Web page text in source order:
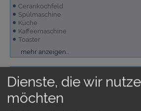
Cerankochfeld
Spülmaschine
Küche
Kaffeemaschine
Toaster
Kühlschrank
Mikrowelle
Waschmaschine
mehr anzeigen...
Grundstück sichtgeschützt umfriedet
Liegen
Dienste, die wir
möchten